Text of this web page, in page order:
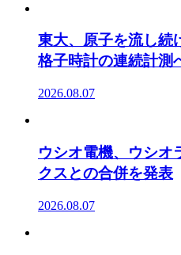
東大、原子を流し
格子時計の連続計測
2026.08.07
ウシオ電機、ウシオ
クスとの合併を発表
2026.08.07